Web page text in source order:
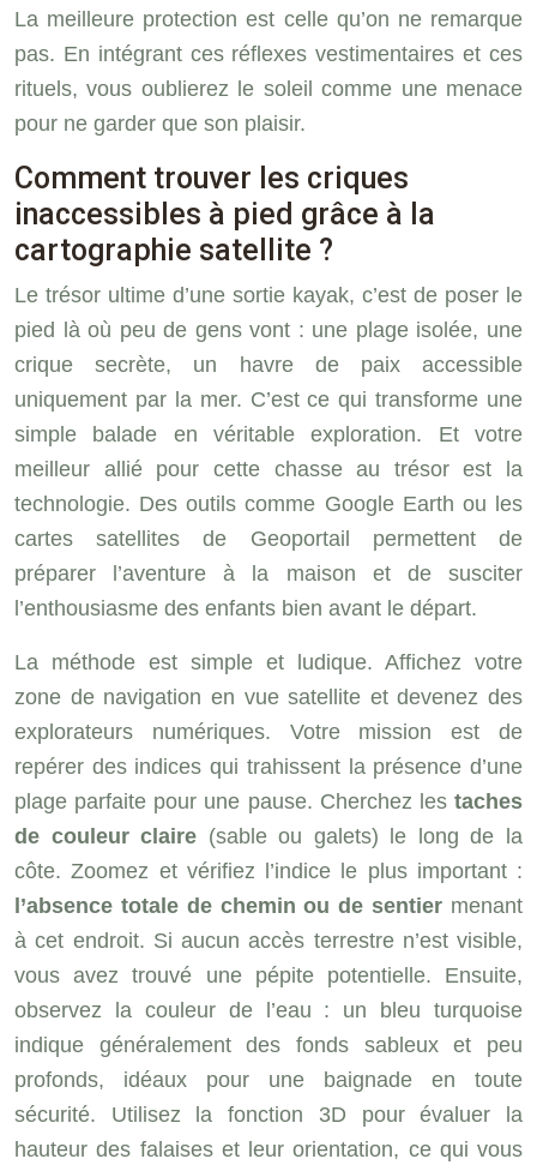
La meilleure protection est celle qu’on ne remarque
pas. En intégrant ces réflexes vestimentaires et ces
rituels, vous oublierez le soleil comme une menace
pour ne garder que son plaisir.
Comment trouver les criques
inaccessibles à pied grâce à la
cartographie satellite ?
Le trésor ultime d’une sortie kayak, c’est de poser le
pied là où peu de gens vont : une plage isolée, une
crique secrète, un havre de paix accessible
uniquement par la mer. C’est ce qui transforme une
simple balade en véritable exploration. Et votre
meilleur allié pour cette chasse au trésor est la
technologie. Des outils comme Google Earth ou les
cartes satellites de Geoportail permettent de
préparer l’aventure à la maison et de susciter
l’enthousiasme des enfants bien avant le départ.
La méthode est simple et ludique. Affichez votre
zone de navigation en vue satellite et devenez des
explorateurs numériques. Votre mission est de
repérer des indices qui trahissent la présence d’une
plage parfaite pour une pause. Cherchez les taches
de couleur claire (sable ou galets) le long de la
côte. Zoomez et vérifiez l’indice le plus important :
l’absence totale de chemin ou de sentier menant
à cet endroit. Si aucun accès terrestre n’est visible,
vous avez trouvé une pépite potentielle. Ensuite,
observez la couleur de l’eau : un bleu turquoise
indique généralement des fonds sableux et peu
profonds, idéaux pour une baignade en toute
sécurité. Utilisez la fonction 3D pour évaluer la
hauteur des falaises et leur orientation, ce qui vous